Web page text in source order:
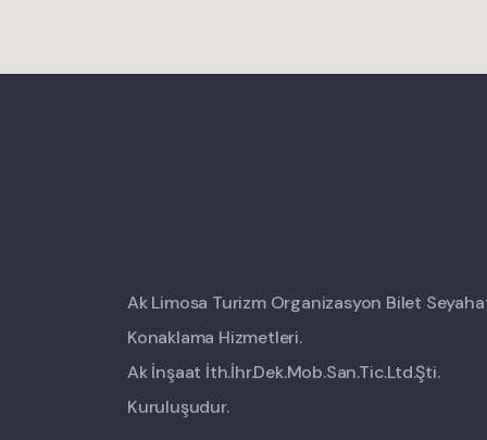
Ak Limosa Turizm Organizasyon Bilet
Konaklama Hizmetleri.
Ak İnşaat İth.İhr.Dek.Mob.San.Tic.Ltd.Şti.
Kuruluşudur.